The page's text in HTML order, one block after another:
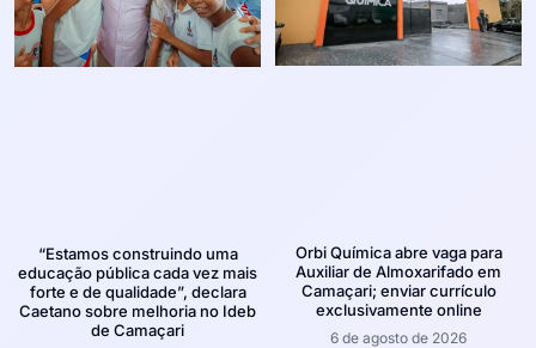
“Estamos construindo uma
educação pública cada vez mais
forte e de qualidade”, declara
Caetano sobre melhoria no Ideb
de Camaçari
Orbi Química abre vaga para
Auxiliar de Almoxarifado em
Camaçari; enviar currículo
exclusivamente online
6 de agosto de 2026